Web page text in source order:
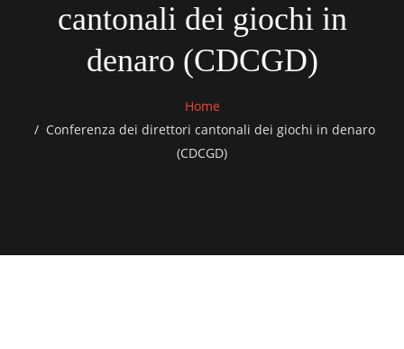
cantonali dei giochi in
denaro (CDCGD)
Home
Conferenza dei direttori cantonali dei giochi in denaro
(CDCGD)